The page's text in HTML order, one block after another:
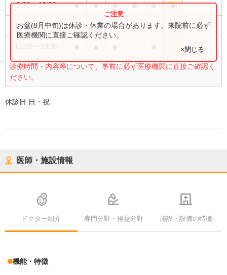
9:30〜13:00 ● ● ● ● ● ●
14:00〜17:30 ●
診療時間・内容等について、事前に必ず医療機関に直接ご確認く
ださい。
お盆(8月中旬)は休診・休業の場合があります。来院前に必ず
医療機関に直接ご確認ください。
×閉じる
休診日:日・祝
医師・施設情報
ドクター紹介 専門分野・得意分野 施設・設備の特徴
機能・特徴